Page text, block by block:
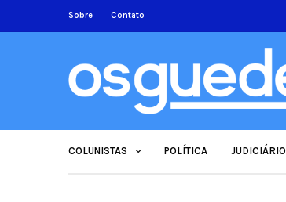
Sobre Contato
COLUNISTAS POLÍTICA JUDICIÁRIO